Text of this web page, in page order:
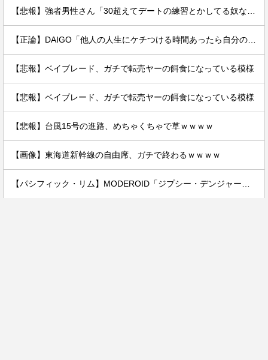
【悲報】ベイブレード、ガチで転売ヤーの餌食になっている模様
【悲報】ベイブレード、ガチで転売ヤーの餌食になっている模様
【悲報】台風15号の進路、めちゃくちゃで草ｗｗｗｗ
【画像】東海道新幹線の自由席、ガチで終わるｗｗｗｗ